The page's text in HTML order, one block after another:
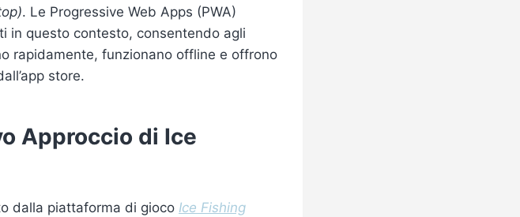
. Le Progressive Web Apps (PWA)
in questo contesto, consentendo agli
rapidamente, funzionano offline e offrono
store.
Approccio di Ice
dalla piattaforma di gioco Ice Fishing